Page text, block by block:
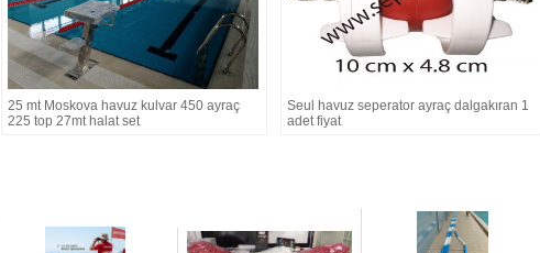
25 mt Moskova havuz kulvar 450 ayraç
225 top 27mt halat set
Seul havuz seperator ayraç dalgakıran 1
adet fiyat